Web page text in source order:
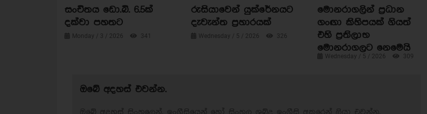
සංචිතය ඩො.බි. 6.5ක්
දක්වා පහතට
Monday / 3 / 2026 341
රුසියාවෙන් යුක්රේනයට
දැවැන්ත ප්‍රහාරයක්
Wednesday / 5 / 2026 326
මොනරාගලින් ප්‍රධාන
ගංඟා කිහිපයක් ගියත්
එහි ප්‍රතිලාභ
මොනරාගලට නෙමෙයි
Wednesday / 5 / 2026 309
ඔබේ අදහස් එවන්න.